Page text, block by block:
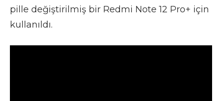
pille değiştirilmiş bir Redmi Note 12 Pro+ için
kullanıldı.